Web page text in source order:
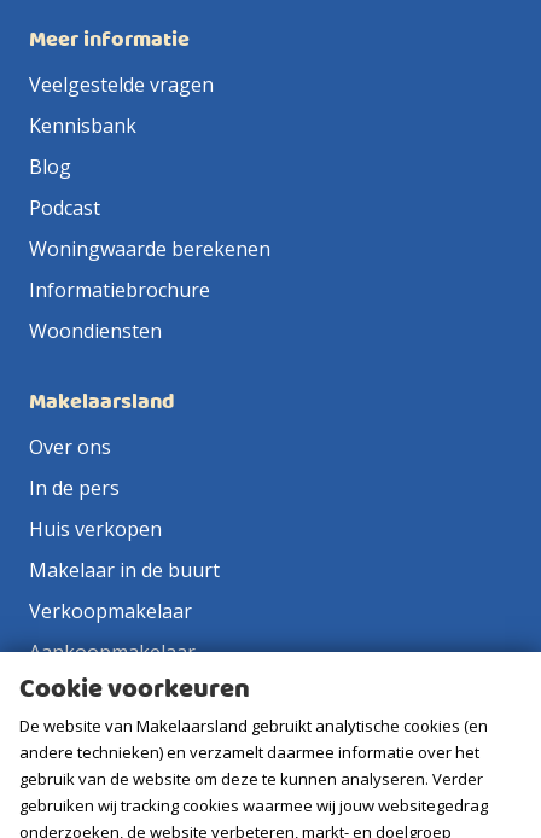
Meer informatie
Veelgestelde vragen
Kennisbank
Blog
Podcast
Woningwaarde berekenen
Informatiebrochure
Woondiensten
Makelaarsland
Over ons
In de pers
Huis verkopen
Makelaar in de buurt
Verkoopmakelaar
Aankoopmakelaar
Contact
Vacatures
Volg ons
Cookie voorkeuren
De website van Makelaarsland gebruikt analytische cookies (en
andere technieken) en verzamelt daarmee informatie over het
gebruik van de website om deze te kunnen analyseren. Verder
gebruiken wij tracking cookies waarmee wij jouw websitegedrag
onderzoeken, de website verbeteren, markt- en doelgroep